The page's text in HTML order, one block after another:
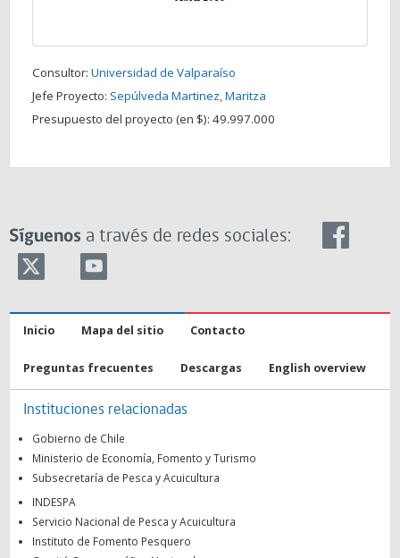
Consultor: Universidad de Valparaíso
Jefe Proyecto: Sepúlveda Martinez, Maritza
Presupuesto del proyecto (en $): 49.997.000
Síguenos a través de redes sociales:
Inicio Mapa del sitio Contacto
Preguntas frecuentes Descargas English overview
Instituciones relacionadas
Gobierno de Chile
Ministerio de Economía, Fomento y Turismo
Subsecretaría de Pesca y Acuicultura
INDESPA
Servicio Nacional de Pesca y Acuicultura
Instituto de Fomento Pesquero